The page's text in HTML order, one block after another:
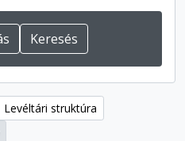
Levéltári struktúra